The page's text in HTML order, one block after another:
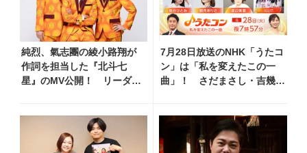
純烈、氣志團の綾小路翔が
作詞を担当した『北斗七
星』のMV公開！ リーダ
7月28日放送のNHK「うたコ
ン」は「私を変えたこの一
曲」！ さだまさし・吉幾